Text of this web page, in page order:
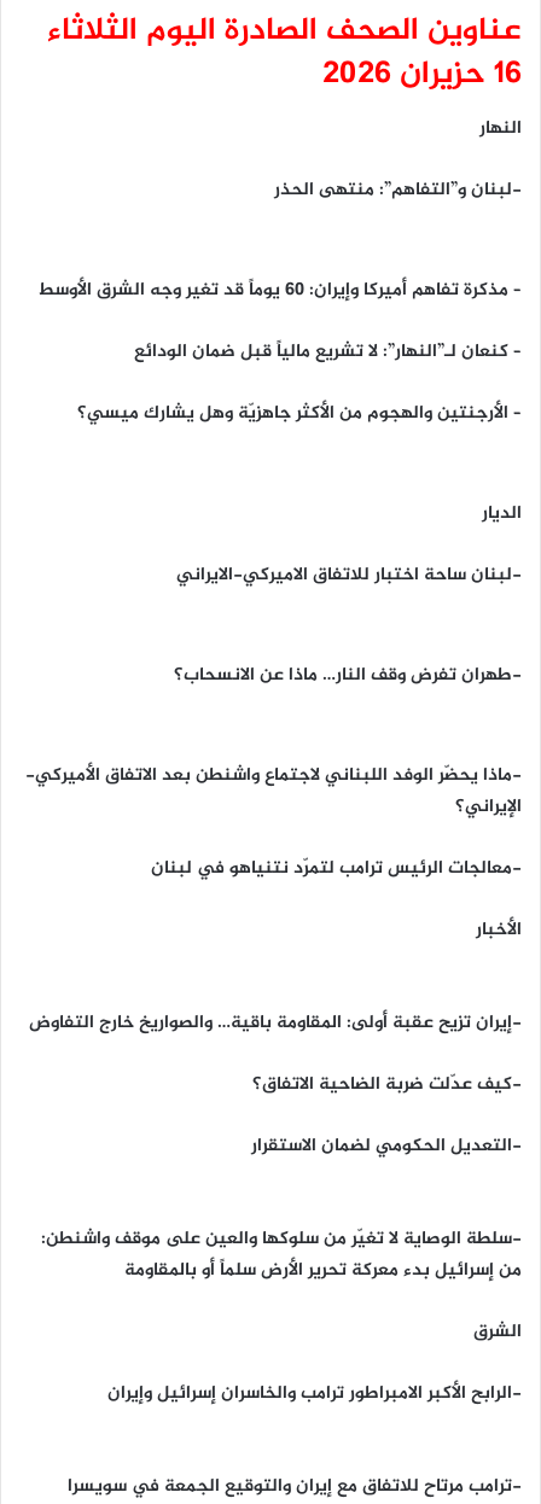
عناوين الصحف الصادرة اليوم الثلاثاء
16 حزيران 2026
النهار
-لبنان و”التفاهم”: منتهى الحذر
– مذكرة تفاهم أميركا وإيران: 60 يوماً قد تغير وجه الشرق الأوسط
– كنعان لـ”النهار”: لا تشريع مالياً قبل ضمان الودائع
– الأرجنتين والهجوم من الأكثر جاهزيّة وهل يشارك ميسي؟
الديار
-لبنان ساحة اختبار للاتفاق الاميركي-الايراني
-طهران تفرض وقف النار… ماذا عن الانسحاب؟
-ماذا يحضّر الوفد اللبناني لاجتماع واشنطن بعد الاتفاق الأميركي-
الإيراني؟
-معالجات الرئيس ترامب لتمرّد نتنياهو في لبنان
الأخبار
-إيران تزيح عقبة أولى: المقاومة باقية… والصواريخ خارج التفاوض
-كيف عدّلت ضربة الضاحية الاتفاق؟
-التعديل الحكومي لضمان الاستقرار
-سلطة الوصاية لا تغيّر من سلوكها والعين على موقف واشنطن:
من إسرائيل بدء معركة تحرير الأرض سلماً أو بالمقاومة
الشرق
-الرابح الأكبر الامبراطور ترامب والخاسران إسرائيل وإيران
-ترامب مرتاح للاتفاق مع إيران والتوقيع الجمعة في سويسرا